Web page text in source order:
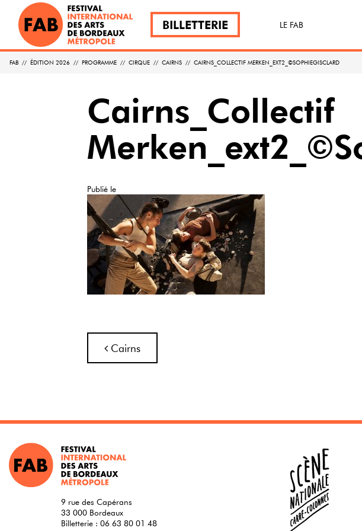
BILLETTERIE LE FAB
Qu’est-ce que le FAB ?
FABécoresponsable
L’équipe
FAB // ÉDITION 2026 // PROGRAMME // CIRQUE // CAIRNS // CAIRNS_COLLECTIF MERKEN_EXT2_©SOPHIEGISCLARD
Cairns_Collectif
Publié le
Navigation
Cairns
9 rue des Capérans
33 000 Bordeaux
Billetterie : 06 63 80 01 48